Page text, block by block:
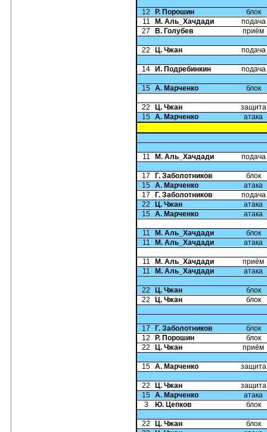
12 Р. Порошин
блок
11
М. Аль_Хачдади
подача
27
В. Голубев приём
22 Ц. Чжан подача
14 И. Подребинкин подача
15 А. Марченко блок
22 Ц. Чжан
защита
15 А. Марченко атака
11 М. Аль_Хачдади подача
17 Г. Заболотников
блок
15 А. Марченко
атака
17
Г. Заболотников
подача
22
Ц. Чжан
атака
15 А. Марченко атака
11 М. Аль_Хачдади
блок
11
М. Аль_Хачдади атака
11 М. Аль_Хачдади
приём
11
М. Аль_Хачдади атака
22 Ц. Чжан
блок
22
Ц. Чжан блок
17 Г. Заболотников
блок
12
Р. Порошин
блок
22
Ц. Чжан приём
15 А. Марченко защита
22 Ц. Чжан
защита
15 А. Марченко
атака
3
Ю. Цепков блок
22 Ц. Чжан
блок